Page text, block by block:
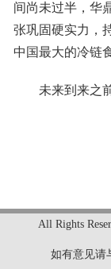
间尚未过半，华
张巩固硬实力，
中国最大的冷链
未来到来之
All Rights
如有意见请